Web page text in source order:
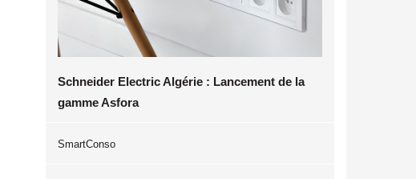
Schneider Electric Algérie : Lancement de la
gamme Asfora
SmartConso